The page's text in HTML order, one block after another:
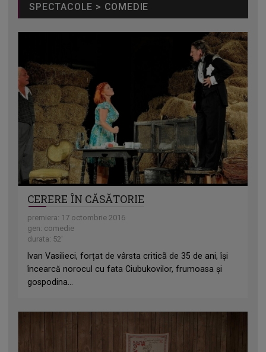
SPECTACOLE > COMEDIE
CERERE ÎN CĂSĂTORIE
premiera: 17 octombrie 2016
gen: comedie
durata: 52'
Ivan Vasilieci, forțat de vârsta criticã de 35 de ani, îşi
încearcă norocul cu fata Ciubukovilor, frumoasa şi
gospodina...